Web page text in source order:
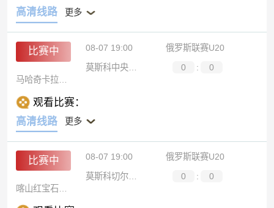
高清线路
更多
比赛中 08-07 19:00
俄罗斯联赛U20
莫斯科中央陆军青年队
0 :
0
观看比赛：
高清线路
更多
比赛中 08-07 19:00
俄罗斯联赛U20
莫斯科切尔塔诺沃青年队
0 :
0